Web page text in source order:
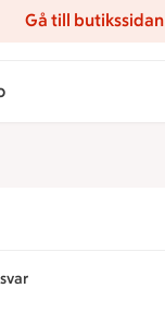
Gå till butikssidan